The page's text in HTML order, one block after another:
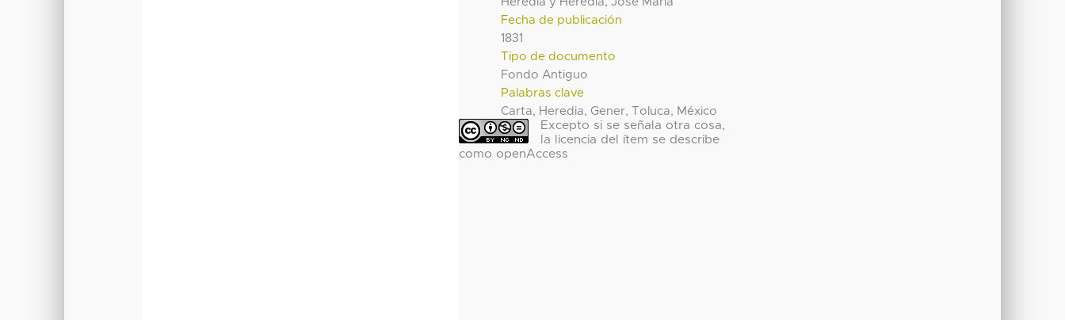
Fecha de publicación
1831
Tipo de documento
Fondo Antiguo
Palabras clave
Carta, Heredia, Gener, Toluca, México
Excepto si se señala otra cosa,
la licencia del ítem se describe
como openAccess